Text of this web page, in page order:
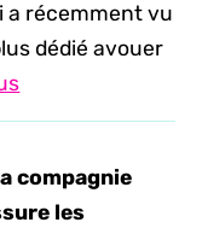
a récemment vu
dédié avouer
compagnie
les